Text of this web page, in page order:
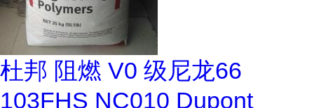
杜邦 阻燃 V0 级尼龙66
103FHS NC010 Dupont